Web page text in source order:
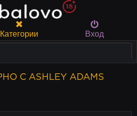
Категории Вход
С ASHLEY ADAMS